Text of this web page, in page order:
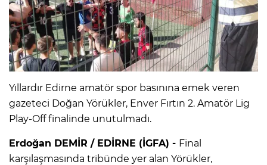
Yıllardır Edirne amatör spor basınına emek veren
gazeteci Doğan Yörükler, Enver Fırtın 2. Amatör Lig
Play-Off finalinde unutulmadı.
Erdoğan DEMİR / EDİRNE (İGFA) - Final
karşılaşmasında tribünde yer alan Yörükler,